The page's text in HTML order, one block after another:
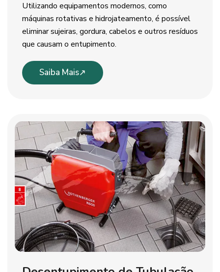
Utilizando equipamentos modernos, como
máquinas rotativas e hidrojateamento, é possível
eliminar sujeiras, gordura, cabelos e outros resíduos
que causam o entupimento.
Saiba Mais